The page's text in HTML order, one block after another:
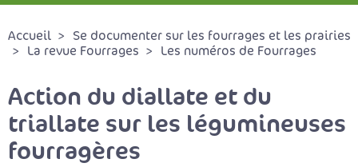
Accueil
Se documenter sur les fourrages et les prairies
La revue Fourrages
Les numéros de Fourrages
Action du diallate et du
triallate sur les légumineuses
fourragères